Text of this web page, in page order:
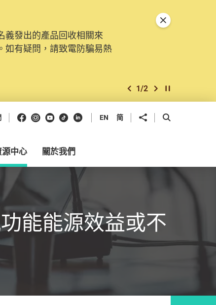
義發出的產品回收相關來
如有疑問，請致電防騙易熱
上一個
1/2 下一個開始/暫停幻燈
關閉特別通告
Facebook
Instagram
Youtube
抖音領英 EN 简 分享到 開啟搜尋框
中心 關於我們
能能源效益或不